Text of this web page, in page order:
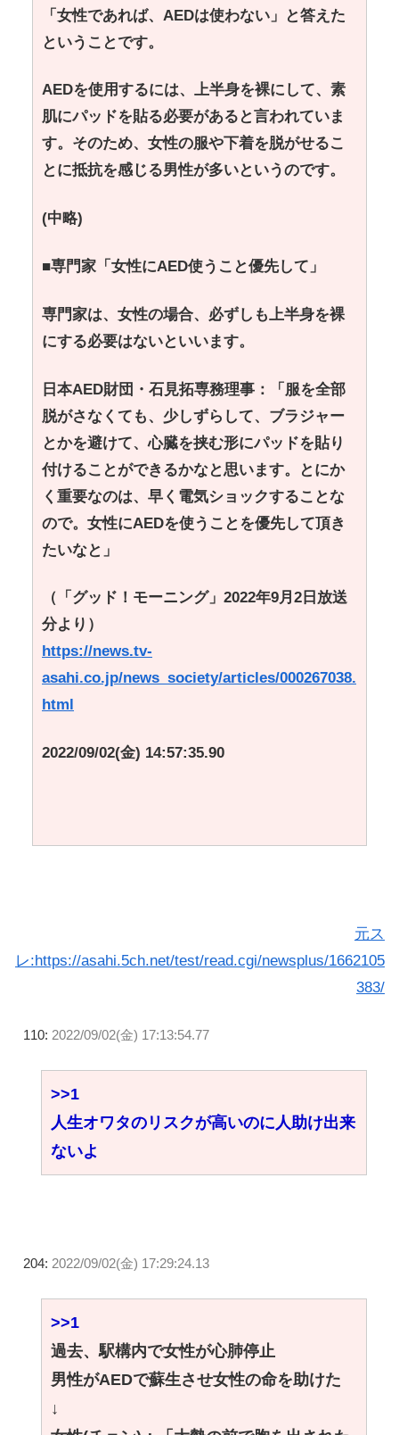
「女性であれば、AEDは使わない」と答えた
ということです。
AEDを使用するには、上半身を裸にして、素
肌にパッドを貼る必要があると言われていま
す。そのため、女性の服や下着を脱がせるこ
とに抵抗を感じる男性が多いというのです。
(中略)
■専門家「女性にAED使うこと優先して」
専門家は、女性の場合、必ずしも上半身を裸
にする必要はないといいます。
日本AED財団・石見拓専務理事：「服を全部
脱がさなくても、少しずらして、ブラジャー
とかを避けて、心臓を挟む形にパッドを貼り
付けることができるかなと思います。とにか
く重要なのは、早く電気ショックすることな
ので。女性にAEDを使うことを優先して頂き
たいなと」
（「グッド！モーニング」2022年9月2日放送
分より）
https://news.tv-
asahi.co.jp/news_society/articles/000267038.
html
2022/09/02(金) 14:57:35.90
元ス
レ:https://asahi.5ch.net/test/read.cgi/newsplus/1662105
383/
110: 2022/09/02(金) 17:13:54.77
>>1
人生オワタのリスクが高いのに人助け出来
ないよ
204: 2022/09/02(金) 17:29:24.13
>>1
過去、駅構内で女性が心肺停止
男性がAEDで蘇生させ女性の命を助けた
↓